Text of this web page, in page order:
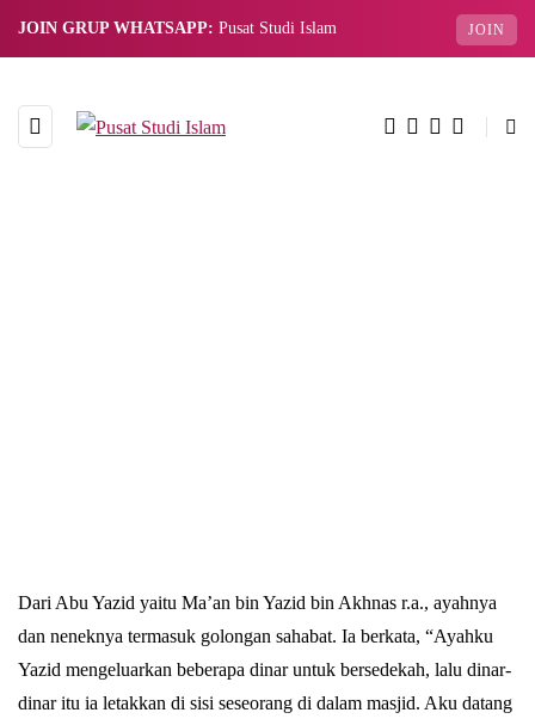
JOIN GRUP WHATSAPP: Pusat Studi Islam JOIN
Abu Umar
Dari Abu Yazid yaitu Ma’an bin Yazid bin Akhnas r.a., ayahnya
dan neneknya termasuk golongan sahabat. Ia berkata, “Ayahku
Yazid mengeluarkan beberapa dinar untuk bersedekah, lalu dinar-
dinar itu ia letakkan di sisi seseorang di dalam masjid. Aku datang